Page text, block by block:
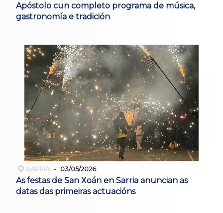
Apóstolo cun completo programa de música,
gastronomía e tradición
SARRIA 03/05/2026
As festas de San Xoán en Sarria anuncian as
datas das primeiras actuacións